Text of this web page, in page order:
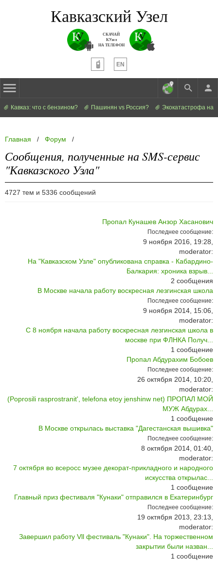
Кавказский Узел
СКАЧАЙ
КУзел
НА ТЕЛЕФОН
EN
Кавказ: что с бензином? Пашинян vs Россия? Экокатастрофа на
Главная / Форум /
Сообщения, полученные на SMS-сервис
"Кавказского Узла"
4727 тем и 5336 сообщений
Пропал Кунашев Анзор Хасанович
Последнее сообщение:
9 ноября 2016, 19:28,
moderator:
На "Кавказском Узле" опубликована справка - Кабардино-
Балкария: хроника взрыв...
2 сообщения
В Москве начала работу воскресная лезгинская школа
Последнее сообщение:
9 ноября 2014, 15:06,
moderator:
С 8 ноября начала работу воскресная лезгинская школа в
москве при ФЛНКА Получ...
1 сообщение
Пропал Абдурахим Бобоев
Последнее сообщение:
26 октября 2014, 10:20,
moderator:
(Poprosili rasprostranit', telefona etoy jenshinw net) ПРОПАЛ МОЙ
МУЖ Абдурах...
1 сообщение
В Москве открылась выставка "Дагестанская вышивка"
Последнее сообщение:
8 октября 2014, 01:40,
moderator:
7 октября во всеросс музее декорат-прикладного и народного
искусства открылас...
1 сообщение
Главный приз фестиваля "Кунаки" отправился в Екатеринбург
Последнее сообщение:
19 октября 2013, 23:13,
moderator:
Завершил работу Vll фестиваль "Кунаки". На торжественном
закрытии были назван...
1 сообщение